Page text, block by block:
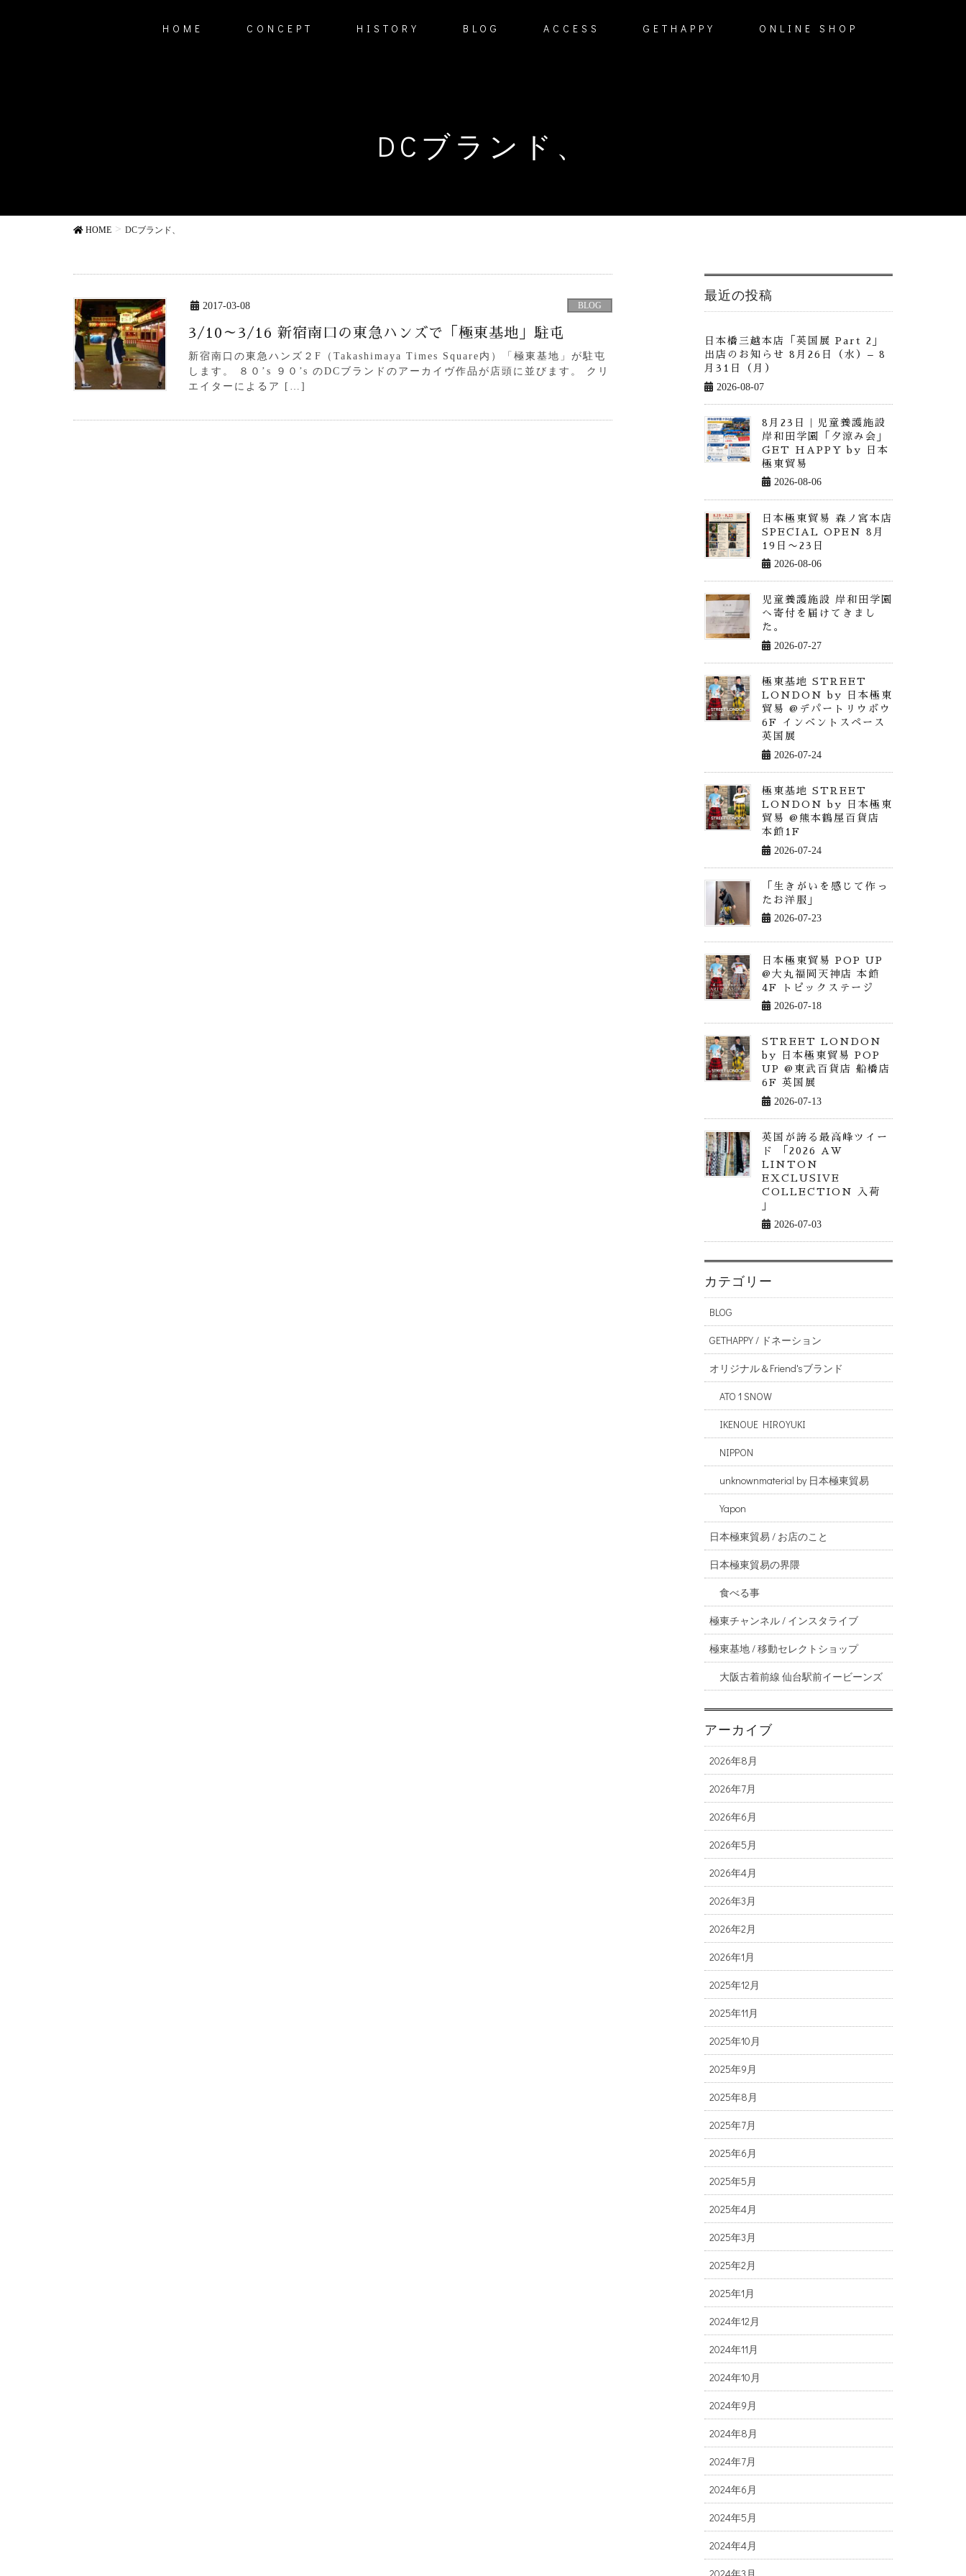
HOME CONCEPT HISTORY BLOG ACCESS GETHAPPY ONLINE SHOP
DCブランド、
HOME DCブランド、
2017-03-08 BLOG
3/10～3/16 新宿南口の東急ハンズで「極東基地」駐屯
新宿南口の東急ハンズ２F（Takashimaya Times Square内）「極東基地」が駐屯
します。 ８０’s ９０’s のDCブランドのアーカイヴ作品が店頭に並びます。 クリ
エイターによるア […]
最近の投稿
日本橋三越本店「英国展 Part 2」
出店のお知らせ 8月26日（水）– 8
月31日（月）
2026-08-07
8月23日｜児童養護施設
岸和田学園「夕涼み会」
GET HAPPY by 日本
極東貿易
2026-08-06
日本極東貿易 森ノ宮本店
SPECIAL OPEN 8月
19日〜23日
2026-08-06
児童養護施設 岸和田学園
へ寄付を届けてきまし
た。
2026-07-27
極東基地 STREET
LONDON by 日本極東
貿易 @デパートリウボウ
6F インベントスペース
英国展
2026-07-24
極東基地 STREET
LONDON by 日本極東
貿易 @熊本鶴屋百貨店
本館1F
2026-07-24
「生きがいを感じて作っ
たお洋服」
2026-07-23
日本極東貿易 POP UP
@大丸福岡天神店 本館
4F トピックステージ
2026-07-18
STREET LONDON
by 日本極東貿易 POP
UP @東武百貨店 船橋店
6F 英国展
2026-07-13
英国が誇る最高峰ツイー
ド 「2026 AW
LINTON
EXCLUSIVE
COLLECTION 入荷
」
2026-07-03
カテゴリー
BLOG
GETHAPPY / ドネーション
オリジナル＆Friend'sブランド
ATO 1 SNOW
IKENOUE HIROYUKI
NIPPON
unknownmaterial by 日本極東貿易
Yapon
日本極東貿易 / お店のこと
日本極東貿易の界隈
食べる事
極東チャンネル / インスタライブ
極東基地 / 移動セレクトショップ
大阪古着前線 仙台駅前イービーンズ
アーカイブ
2026年8月
2026年7月
2026年6月
2026年5月
2026年4月
2026年3月
2026年2月
2026年1月
2025年12月
2025年11月
2025年10月
2025年9月
2025年8月
2025年7月
2025年6月
2025年5月
2025年4月
2025年3月
2025年2月
2025年1月
2024年12月
2024年11月
2024年10月
2024年9月
2024年8月
2024年7月
2024年6月
2024年5月
2024年4月